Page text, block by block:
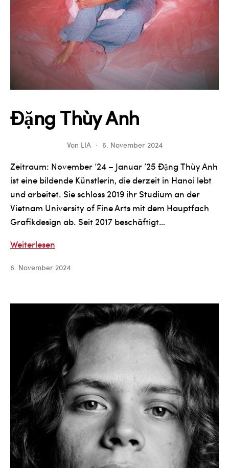
Đặng Thùy Anh
Von LIA 6. November 2024
Zeitraum: November ’24 – Januar ’25 Đặng Thùy Anh
ist eine bildende Künstlerin, die derzeit in Hanoi lebt
und arbeitet. Sie schloss 2019 ihr Studium an der
Vietnam University of Fine Arts mit dem Hauptfach
Grafikdesign ab. Seit 2017 beschäftigt…
Weiterlesen
Anh
6. November 2024